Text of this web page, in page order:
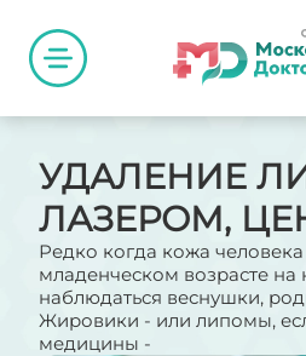
УДАЛЕНИЕ
ЛАЗЕРОМ,
Редко когда кожа
младенческом возрасте на
наблюдаться веснушки,
Жировики - или липомы,
медицины -